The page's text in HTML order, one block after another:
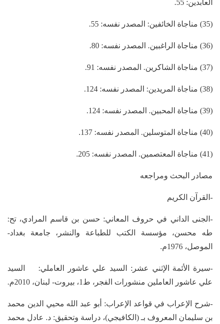
العابدين: 55.
(35) مناجاة الخائفين: المصدر نفسه: 55.
(36) مناجاة الراغبين. المصدر نفسه: 80.
(37) مناجاة الشاكرين. المصدر نفسه: 91.
(38) مناجاة المريدين: المصدر نفسه: 124.
(39) مناجاة المحبين. المصدر نفسه: 124.
(40) مناجاة المتوسلين. المصدر نفسه: 137.
(41) مناجاة المعتصمين. المصدر نفسه: 205.
مصادر البحث ومراجعه
-القرآن الكريم
-الجنى الداني في حروف المعاني: حسن بن قاسم المرادي، تح:
طه محسن، مؤسسة الكتب للطباعة والنشر، جامعة بغداد-
الموصل، 1976م.
-سيرة الأئمة الإثني عشر: السيد علي عاشور العاملي: السيد
علي عاشور العاملين منشورات الفجر، ط1، بيروت- لبنان، 2010م.
-شرح الإعراب في قواعد الإعراب: أبو عبد الله محيي الدين محمد
بن سليمان المعروف بـ (الكافيجي)، دراسة وتحقيق: د. عادل محمد